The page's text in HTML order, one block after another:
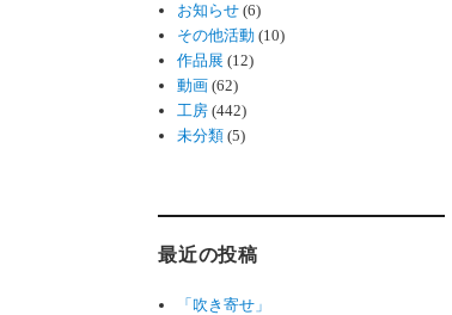
お知らせ (6)
その他活動 (10)
作品展 (12)
動画 (62)
工房 (442)
未分類 (5)
最近の投稿
「吹き寄せ」